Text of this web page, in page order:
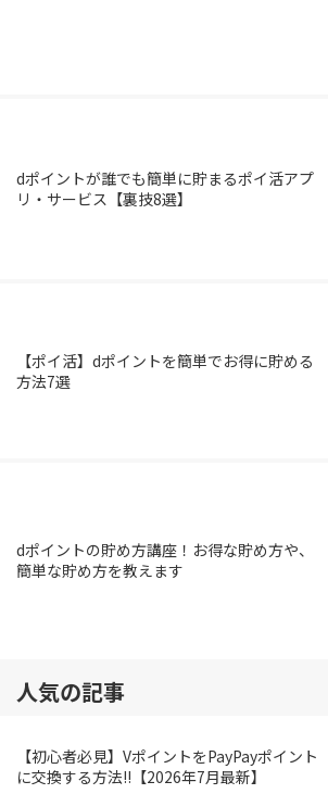
dポイントが誰でも簡単に貯まるポイ活アプ
リ・サービス【裏技8選】
【ポイ活】dポイントを簡単でお得に貯める
方法7選
dポイントの貯め方講座！お得な貯め方や、
簡単な貯め方を教えます
人気の記事
【初心者必見】VポイントをPayPayポイント
に交換する方法!!【2026年7月最新】